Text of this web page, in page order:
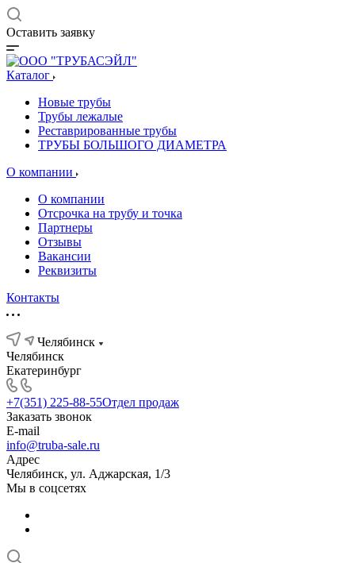
Оставить заявку
Каталог
Новые трубы
Трубы лежалые
Реставрированные трубы
ТРУБЫ БОЛЬШОГО ДИАМЕТРА
О компании
О компании
Отсрочка на трубу и точка
Партнеры
Отзывы
Вакансии
Реквизиты
Контакты
Челябинск
Челябинск
Екатеринбург
+7(351) 225-88-55Отдел продаж
Заказать звонок
E-mail
info@truba-sale.ru
Адрес
Челябинск, ул. Аджарская, 1/3
Мы в соцсетях